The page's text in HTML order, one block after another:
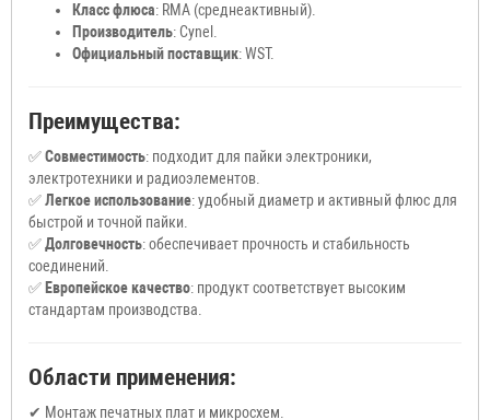
Класс флюса: RMA (среднеактивный).
Производитель: Cynel.
Официальный поставщик: WST.
Преимущества:
✅Совместимость: подходит для пайки электроники,
электротехники и радиоэлементов.
✅Легкое использование: удобный диаметр и активный флюс для
быстрой и точной пайки.
✅Долговечность: обеспечивает прочность и стабильность
соединений.
✅ Европейское качество: продукт соответствует высоким
стандартам производства.
Области применения:
✔ Монтаж печатных плат и микросхем.